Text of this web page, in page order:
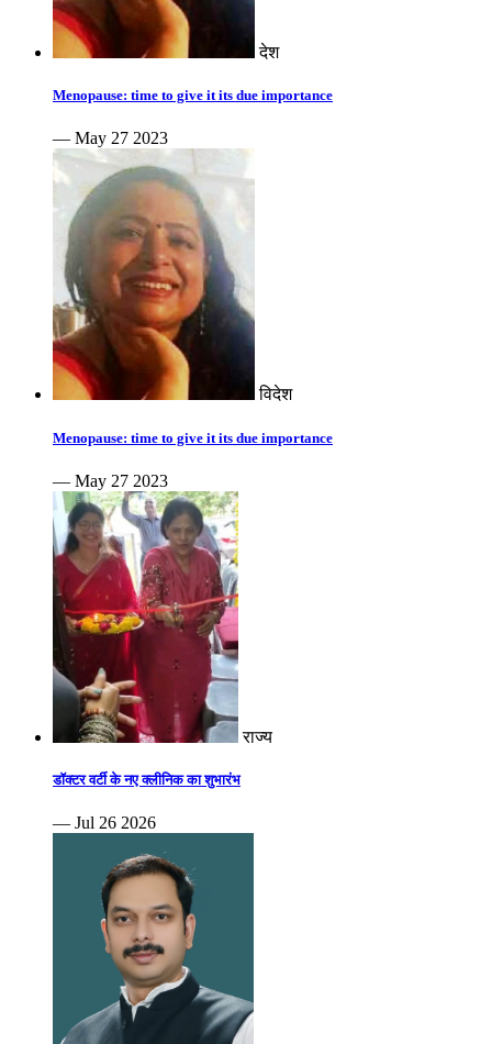
देश
Menopause: time to give it its due importance
— May 27 2023
विदेश
Menopause: time to give it its due importance
— May 27 2023
राज्य
डॉक्टर वर्टी के नए क्लीनिक का शुभारंभ
— Jul 26 2026